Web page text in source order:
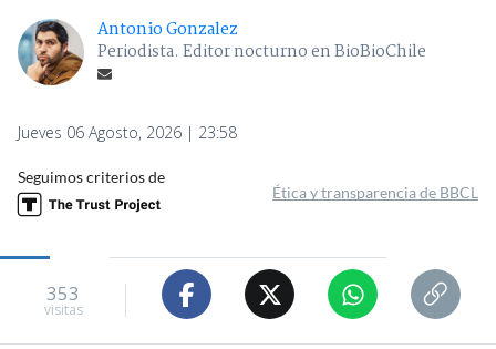
Antonio Gonzalez
Periodista. Editor nocturno en BioBioChile
Jueves 06 Agosto, 2026 | 23:58
Seguimos criterios de
Ética y transparencia de BBCL
353
visitas